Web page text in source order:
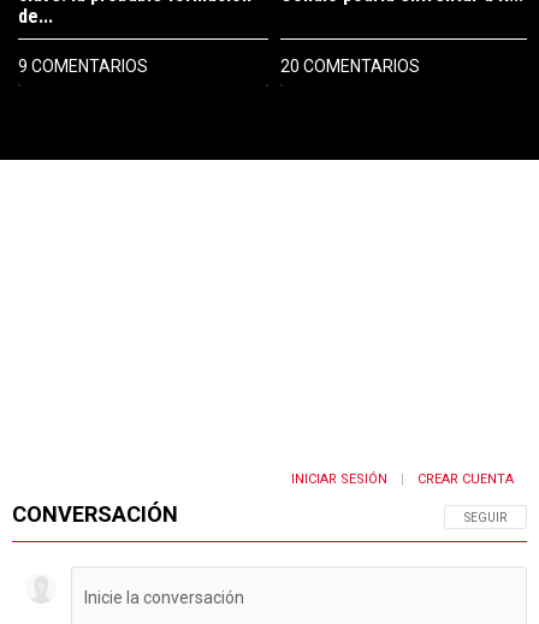
de...
9 COMENTARIOS 20 COMENTARIOS
CONVERSACIÓN SIGA ESTA
SEGUIR
INICIAR SESIÓN CREAR CUENTA